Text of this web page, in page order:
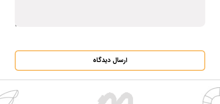
ارسال دیدگاه